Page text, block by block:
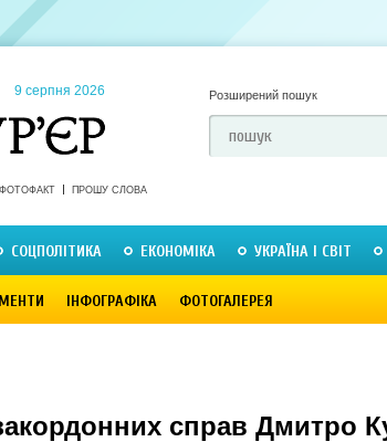
9 серпня 2026 Розширений пошук
ФОТОФАКТ ПРОШУ СЛОВА
СОЦПОЛІТИКА ЕКОНОМІКА УКРАЇНА І СВІТ
ІНФОГРАФІКА ФОТОГАЛЕРЕЯ
справ Дмитро